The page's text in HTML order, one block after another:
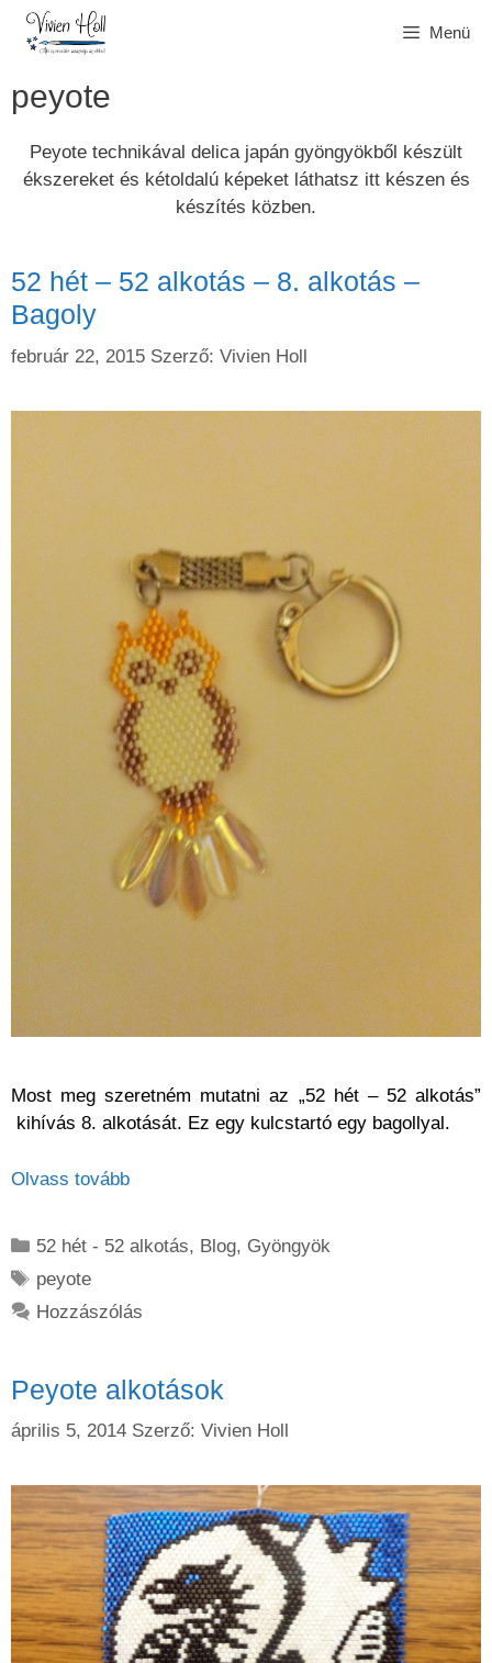
Kilépés
Menü
peyote
Peyote technikával delica japán gyöngyökből készült
ékszereket és kétoldalú képeket láthatsz itt készen és
készítés közben.
52 hét – 52 alkotás – 8. alkotás –
Bagoly
február 22, 2015 Szerző: Vivien Holl
Most meg szeretném mutatni az „52 hét – 52 alkotás”
kihívás 8. alkotását. Ez egy kulcstartó egy bagollyal.
Olvass tovább
Kategória
52 hét - 52 alkotás, Blog, Gyöngyök
Címkék
peyote
Hozzászólás
Peyote alkotások
április 5, 2014 Szerző: Vivien Holl